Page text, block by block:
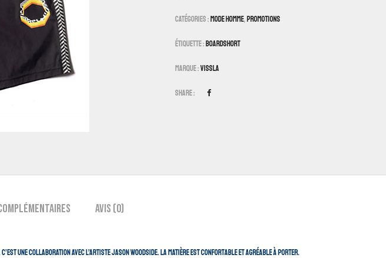
Catégories : Mode Homme, Promotions
Étiquette : Boardshort
Marque :Vissla
Share :
Avis (0)
une collaboration avec l’artiste Jason Woodside. La matière est confortable et agréable à porter.